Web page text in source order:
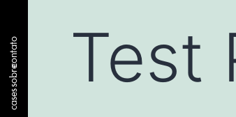
contato
sobre
cases
Test